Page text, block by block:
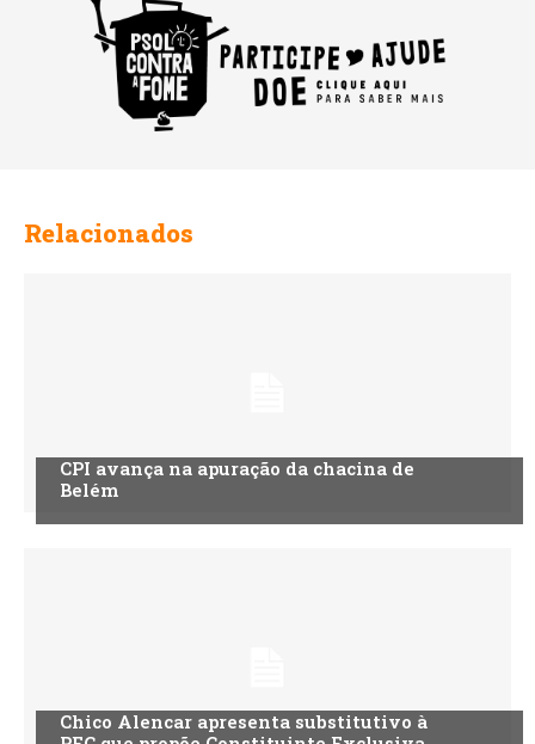
Relacionados
CPI avança na apuração da chacina de
Belém
Chico Alencar apresenta substitutivo à